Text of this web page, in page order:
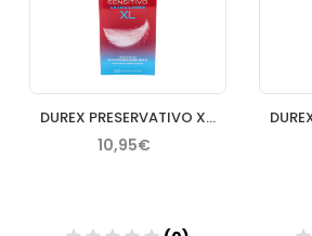
DUREX PRESERVATIVO XL SENSITIVO 12 U
10,95€